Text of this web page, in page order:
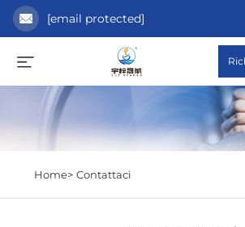
[email protected]
Home> Contattaci